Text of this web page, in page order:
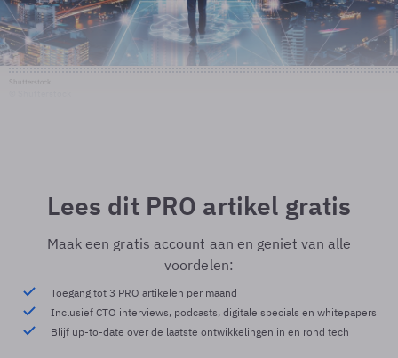
Lees dit PRO artikel gratis
Maak een gratis account aan en geniet van alle
voordelen:
Toegang tot 3 PRO artikelen per maand
Inclusief CTO interviews, podcasts, digitale specials en whitepapers
Blijf up-to-date over de laatste ontwikkelingen in en rond tech